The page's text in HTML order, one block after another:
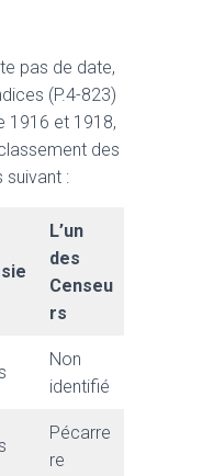
pas de date,
(P.4-823)
1916 et 1918,
des
suivant :
L’un
des
Censeu
rs
Non
identifié
Pécarre
re